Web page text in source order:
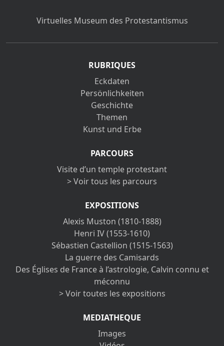
Virtuelles Museum des Protestantismus
RUBRIQUES
Eckdaten
Persönlichkeiten
Geschichte
Themen
Kunst und Erbe
PARCOURS
Visite d’un temple protestant
> Voir tous les parcours
EXPOSITIONS
Alexis Muston (1810-1888)
Henri IV (1553-1610)
Sébastien Castellion (1515-1563)
La guerre des Camisards
Des Églises de France à l’astrologie, Calvin connu et
méconnu
> Voir toutes les expositions
MEDIATHEQUE
Images